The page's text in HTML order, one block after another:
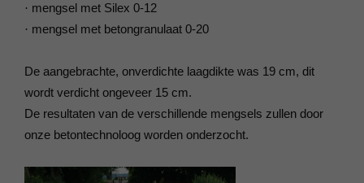
· mengsel met Silex 0-12
· mengsel met betongranulaat 0-20
De aangebrachte, onverdichte laagdikte was 19 cm, dit
wordt verdicht ongeveer 15 cm.
De resultaten van de verschillende mengsels zullen door
onze betontechnoloog worden onderzocht.